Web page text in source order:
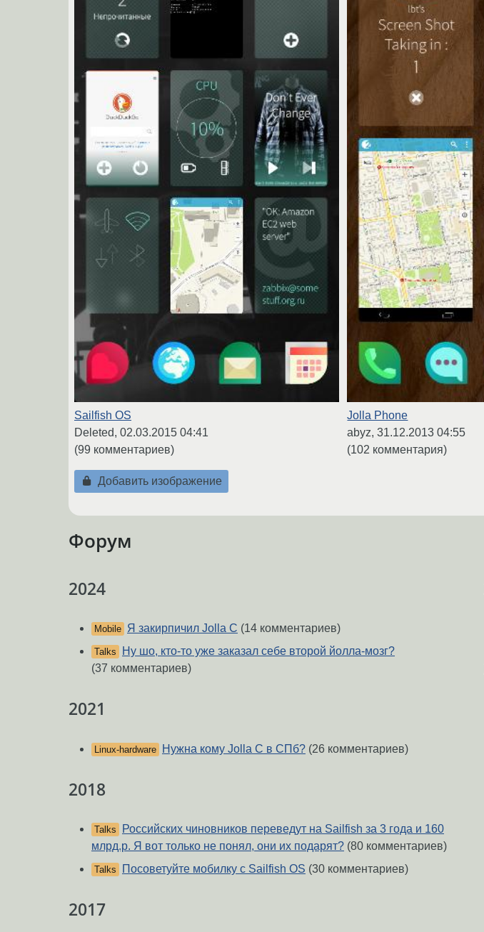
Sailfish OS
Deleted, 02.03.2015 04:41
(99 комментариев)
Jolla Phone
abyz,31.12.2013 04:55
(102 комментария)
Добавить изображение
Форум
2024
Mobile Я закирпичил Jolla C (14 комментариев)
Talks
Ну шо, кто-то уже заказал себе второй йолла-мозг?
(37 комментариев)
2021
Linux-hardware Нужна кому Jolla C в СПб? (26 комментариев)
2018
Talks
Российских чиновников переведут на Sailfish за 3 года и 160
млрд.р. Я вот только не понял, они их подарят? (80 комментариев)
Talks Посоветуйте мобилку с Sailfish OS (30 комментариев)
2017